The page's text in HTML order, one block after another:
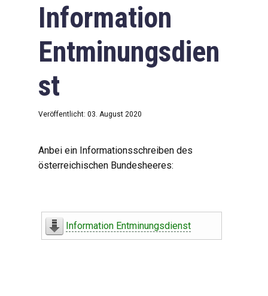
Information
Entminungsdien
st
Veröffentlicht: 03. August 2020
Anbei ein Informationsschreiben des
österreichischen Bundesheeres:
Information Entminungsdienst